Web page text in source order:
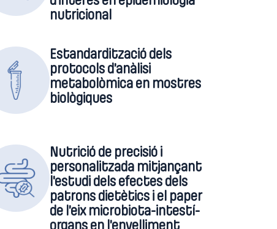
nutricional
Estandardització dels
protocols d’anàlisi
metabolòmica en mostres
biològiques
Nutrició de precisió i
personalitzada mitjançant
l'estudi dels efectes dels
patrons dietètics i el paper
de l’eix microbiota-intestí-
organs en l’envelliment